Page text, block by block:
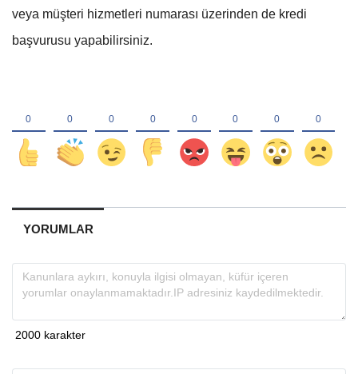
veya müşteri hizmetleri numarası üzerinden de kredi
başvurusu yapabilirsiniz.
YORUMLAR